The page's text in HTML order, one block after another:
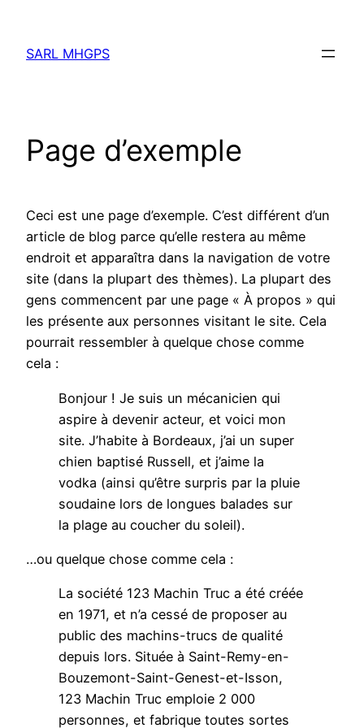
contenu
SARL MHGPS
Page d’exemple
Ceci est une page d’exemple. C’est différent d’un
article de blog parce qu’elle restera au même
endroit et apparaîtra dans la navigation de votre
site (dans la plupart des thèmes). La plupart des
gens commencent par une page « À propos » qui
les présente aux personnes visitant le site. Cela
pourrait ressembler à quelque chose comme
cela :
Bonjour ! Je suis un mécanicien qui
aspire à devenir acteur, et voici mon
site. J’habite à Bordeaux, j’ai un super
chien baptisé Russell, et j’aime la
vodka (ainsi qu’être surpris par la pluie
soudaine lors de longues balades sur
la plage au coucher du soleil).
…ou quelque chose comme cela :
La société 123 Machin Truc a été créée
en 1971, et n’a cessé de proposer au
public des machins-trucs de qualité
depuis lors. Située à Saint-Remy-en-
Bouzemont-Saint-Genest-et-Isson,
123 Machin Truc emploie 2 000
personnes, et fabrique toutes sortes